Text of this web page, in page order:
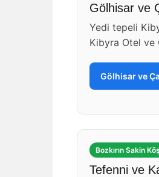
Gölhisar ve
Yedi tepeli
Kibyra Otel ve
Gölhisar ve
Bozkırın Sakin
Tefenni ve